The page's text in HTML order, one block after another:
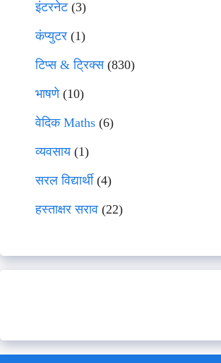
इंटरनेट(3)
कंप्युटर (1)
टिप्स & ट्रिक्स(830)
भाषणे(10)
वेदिक Maths (6)
व्यवसाय(1)
सरल विद्यार्थी(4)
हस्ताक्षर सराव (22)